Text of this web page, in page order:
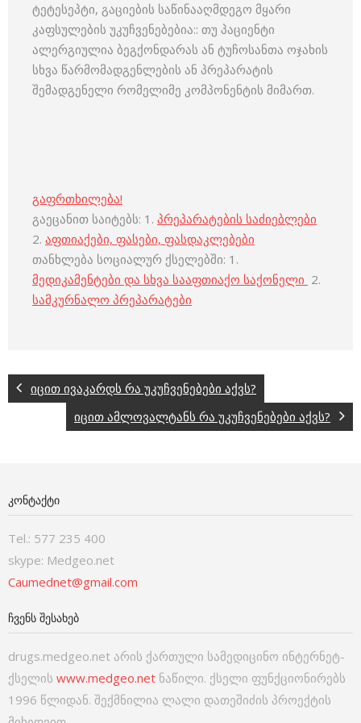
ტეტესეპტი, გაციების საწინააღმდეგო მყარი
კაფსულების უკუჩვენებებია:: თუ პაციენტი
ალერგიულია ბეგქონდარას ან ტუჩოსანთა ოჯახის
სხვა წარმომადგენლების ან პრეპარატის
შემადგენელი რომელიმე კომპონენტის მიმართ.
გაფრთხილება!
გაეცანით საიტებს: 1. პრეპარატების საძიებლები
2. აფთიაქები, ფასები, ფასდაკლებები
თანხლება სოციალურ ქსელებში: 1.
მედიკამენტები და სხვა სააფთიაქო საქონელი 2.
სამკურნალო პრეპარატები
იცით ივაკარდს რა უკუჩვენებები აქვს?
იცით ამლოვალტანს რა უკუჩვენებები აქვს?
ᲙᲝᲜᲢᲐᲥᲢᲘ
Tel.: 577 235 400
skype: Medgeo.net
Caumednet@gmail.com
ᲩᲕᲔᲜᲡ ᲨᲔᲡᲐᲮᲔᲑ
drugs.medgeo.net არის ქართული სამედიცინო ინტერნეტ-
ქსელის www.medgeo.net ნაწილი. ქსელი ფუნქციონირებს
1996 წლიდან. შექმნილია ლალი დათეშიძის პროექტის